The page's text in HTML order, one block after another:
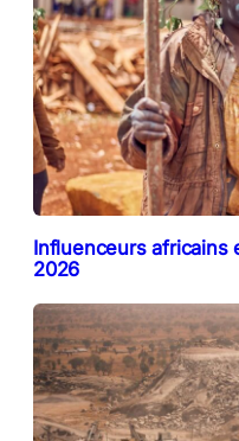
Influenceurs africains
2026